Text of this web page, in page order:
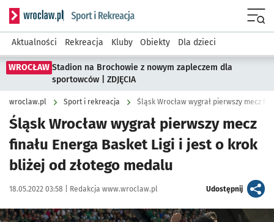
Serwis informacyjny wroclaw.pl podserwis: Sport i rekreacja
Aktualności Rekreacja Kluby Obiekty Dla dzieci
WROCŁAW Stadion na Brochowie z nowym zapleczem dla
sportowców | ZDJĘCIA
wroclaw.pl Sport i rekreacja
Śląsk Wrocław wygrał pierwszy mecz
finału Energa Basket Ligi i jest o krok
bliżej od złotego medalu
Data publikacji:
18.05.2022 03:58 | Autor:
Redakcja www.wroclaw.pl Udostępnijartykuł
Kliknij, aby zobaczyć galerię
Kliknij, aby powiększyć